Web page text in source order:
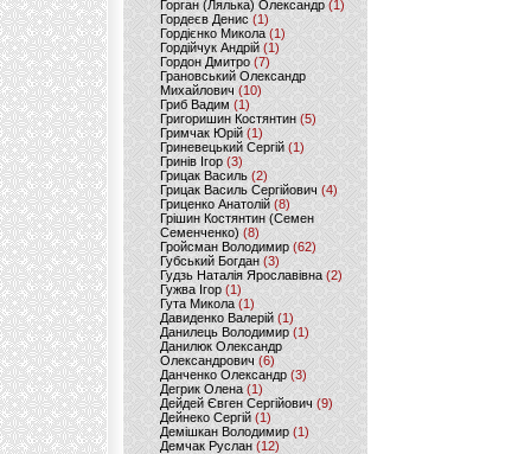
Горган (Лялька) Олександр(1)
Гордеєв Денис (1)
Гордієнко Микола (1)
Гордійчук Андрій (1)
Гордон Дмитро (7)
Грановський Олександр
Михайлович (10)
Гриб Вадим (1)
Григоришин Костянтин (5)
Гримчак Юрій(1)
Гриневецький Сергій(1)
Гринів Ігор (3)
Грицак Василь (2)
Грицак Василь Сергійович (4)
Гриценко Анатолій (8)
Грішин Костянтин (Семен
Семенченко)(8)
Гройсман Володимир(62)
Губський Богдан (3)
Гудзь Наталія Ярославівна(2)
Гужва Ігор (1)
Гута Микола (1)
Давиденко Валерій (1)
Данилець Володимир(1)
Данилюк Олександр
Олександрович (6)
Данченко Олександр (3)
Дегрик Олена(1)
Дейдей Євген Сергійович(9)
Дейнеко Сергій (1)
Демішкан Володимир(1)
Демчак Руслан (12)